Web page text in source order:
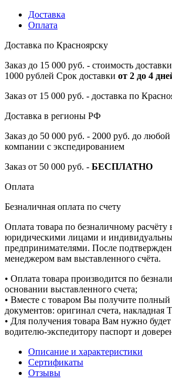
Доставка
Оплата
Доставка по Красноярску
Заказ до 15 000 руб. - стоимость
1000 рублей Срок доставки от 2 до 4
Заказ от 15 000 руб. - доставка по
Доставка в регионы РФ
Заказ до 50 000 руб. - 2000 руб. до
компании с экспедированием
Заказ от 50 000 руб. - БЕСПЛАТНО
Оплата
Безналичная оплата по счету
Оплата товара по безналичному
юридическими лицами и
предпринимателями. После
менеджером вам выставленного счёта.
• Оплата товара производится по
основании выставленного счета;
• Вместе с товаром Вы получите полный
документов: оригинал счета, накладная
• Для получения товара Вам нужно
водителю-экспедитору паспорт и
Описание и характеристики
Сертификаты
Отзывы